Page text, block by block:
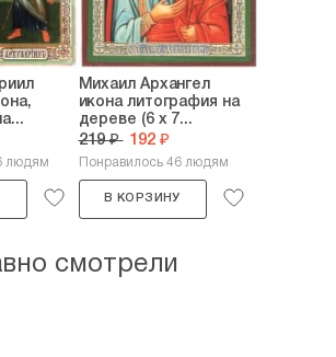
людям
Михаил Архангел
икона литография на
дереве (6 х 7...
219 ₽ 192 ₽
Понравилось 46 людям
В КОРЗИНУ
смотрели